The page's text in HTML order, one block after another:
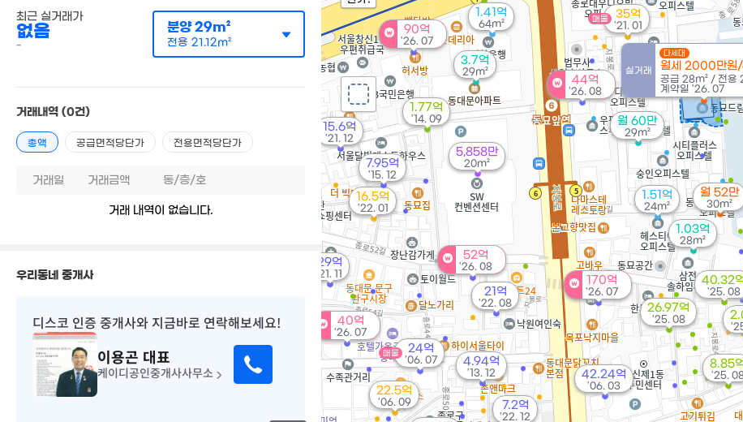
52억
'26. 08
44억
'26. 08
실거래
다세대
월세 2000만원/
공급 28m² / 전용
계약일 '26. 07
월 52만
30m²
24억
'06. 07
매물
40억
'26. 07
170억
'26. 07
90억
'26. 07
35억
'21. 01
매물
1.03억
28m²
월 60만
29m²
3.7억
29m²
5,858만
20m²
8.85
'25.
26.97억
'25. 08
40.32
'25. 08
1.51억
24m²
7.2억
'22. 12
21억
'22. 08
16.5억
'22. 01
15.6억
'21. 12
29억
'21. 11
1.41억
64m²
7.95억
'15. 12
1.77억
'14. 09
4.94억
'13. 12
22.5억
'06. 09
42.24억
'06. 03
최근 실거래가
없음
-
분양29m²
전용 21.12m²
거래내역 (0건)
총액 공급면적당단가 전용면적당단가
거래일 거래금액 동/층/호
거래 내역이 없습니다.
우리동네 중개사
디스코 인증 중개사와 지금바로 연락해보세요!
이용곤 대표
케이디공인중개사사무소